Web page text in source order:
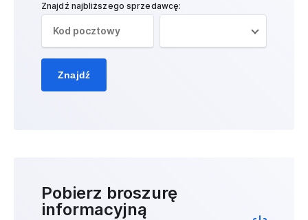
Znajdź najbliższego sprzedawcę:
Znajdź
Pobierz broszurę
informacyjną